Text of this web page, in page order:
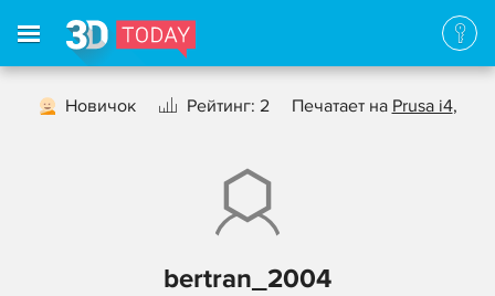
Новичок Рейтинг: 2 Печатает на Prusa i4,
bertran_2004